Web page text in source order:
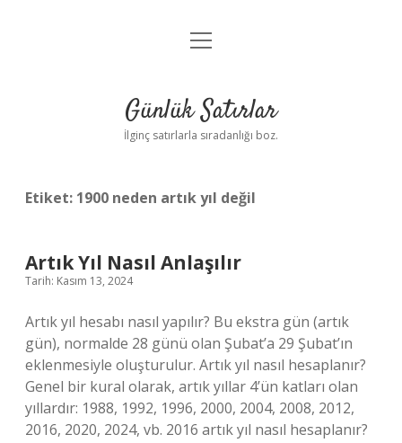
Anasayfa
Yasal Uyarı
menüyü
Günlük Satırlar
İlginç satırlarla sıradanlığı boz.
Etiket: 1900 neden artık yıl değil
Artık Yıl Nasıl Anlaşılır
Tarih: Kasım 13, 2024
Artık yıl hesabı nasıl yapılır? Bu ekstra gün (artık
gün), normalde 28 günü olan Şubat’a 29 Şubat’ın
eklenmesiyle oluşturulur. Artık yıl nasıl hesaplanır?
Genel bir kural olarak, artık yıllar 4’ün katları olan
yıllardır: 1988, 1992, 1996, 2000, 2004, 2008, 2012,
2016, 2020, 2024, vb. 2016 artık yıl nasıl hesaplanır?